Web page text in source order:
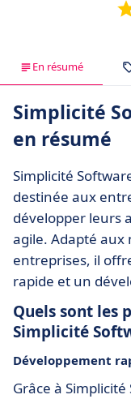
En résumé
Simplicité
en résumé
Simplicité
destinée aux
développer leurs
agile. Adapté
entreprises, il
rapide et un
Quels sont les
Simplicité
Développement
Grâce à